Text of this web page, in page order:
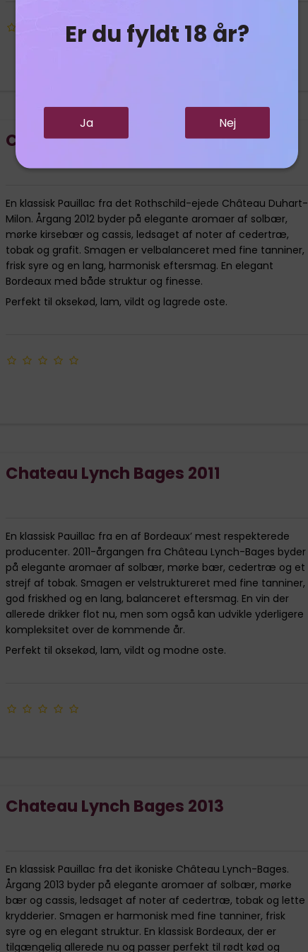
Er du fyldt 18 år?
Ja Nej
Chateau Duhart-Millon
En klassisk Pauillac fra det Rothschild-ejede Château Duhart-
Milon. Årgang 2012 byder på elegante aromaer af solbær,
mørke kirsebær og cassis, ledsaget af noter af cedertræ,
tobak og grafit. Smagen er velbalanceret med fine tanniner,
frisk syre og en lang, harmonisk eftersmag. En elegant
Bordeaux med både struktur og finesse.
Perfekt til oksekød, lam, vildt og lagrede oste.
Chateau Lynch Bages 2011
En klassisk Pauillac fra en af Bordeaux’ mest respekterede
producenter. 2011-årgangen fra Château Lynch-Bages byder
på elegante aromaer af solbær, mørke bær, cedertræ og et
strejf af tobak. Smagen er velstruktureret med fine tanniner,
god friskhed og en lang, balanceret eftersmag. En vin der
allerede drikker flot nu, men som også kan udvikle yderligere
kompleksitet over de kommende år.
Perfekt til oksekød, lam, vildt og modne oste.
Chateau Lynch Bages 2013
En klassisk Pauillac fra det ikoniske Château Lynch-Bages.
Årgang 2013 byder på elegante aromaer af solbær, mørke
bær og cassis, ledsaget af noter af cedertræ, tobak og lette
krydderier. Smagen er harmonisk med fine tanniner, frisk
syre og en elegant struktur. En klassisk Bordeaux, der er
tilgængelig allerede nu og passer perfekt til rødt kød og